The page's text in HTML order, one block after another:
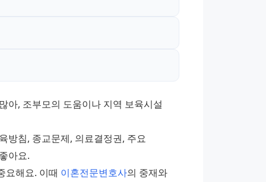
아, 조부모의 도움이나 지역 보육시설
방침, 종교문제, 의료결정권, 주요
아요.
요해요. 이때 이혼전문변호사의 중재와